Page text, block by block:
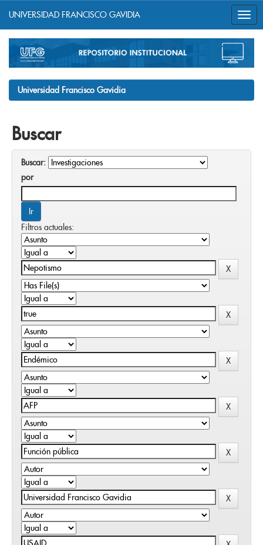
navigation
UNIVERSIDAD FRANCISCO GAVIDIA
Universidad Francisco Gavidia
Buscar
Buscar:
por
Filtros actuales: